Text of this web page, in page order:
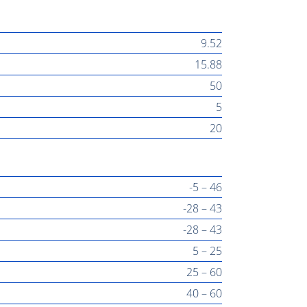
9.52
15.88
50
5
20
-5 – 46
-28 – 43
-28 – 43
5 – 25
25 – 60
40 – 60